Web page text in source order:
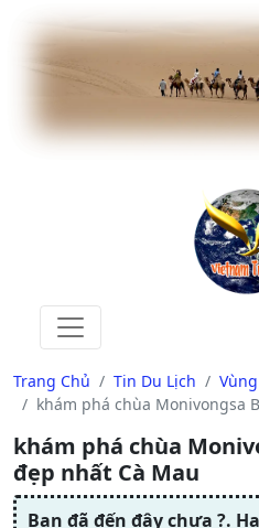
Trang Chủ Tin Du Lịch
khám phá chùa Monivongsa
khám phá chùa
đẹp nhất Cà Mau
Bạn đã đến đây chưa ?.